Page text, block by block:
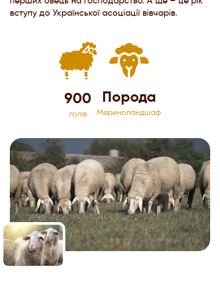
вступу до Української асоціації вівчарів.
900
голів
Порода
Мериноландшаф